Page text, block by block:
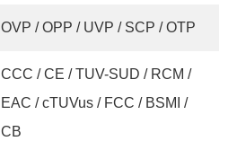
OVP / OPP / UVP / SCP / OTP
CCC / CE / TUV-SUD / RCM /
EAC / cTUVus / FCC / BSMI /
CB